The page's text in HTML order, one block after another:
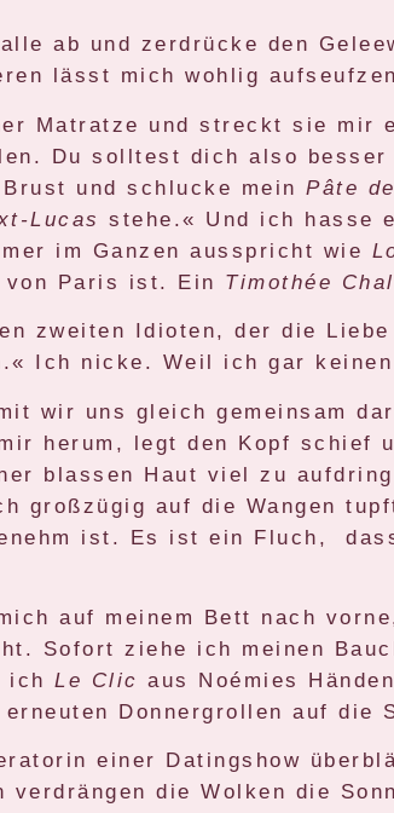
ab und zerdrücke den
lässt mich wohlig
Matratze und streckt sie mir
Du solltest dich also
und schlucke mein Pâte
Lucas stehe.« Und ich hasse
im Ganzen ausspricht wie
von Paris ist. Ein Timothée
zweiten Idioten, der die
Ich nicke. Weil ich gar keinen
wir uns gleich gemeinsam
herum, legt den Kopf schief
blassen Haut viel zu
großzügig auf die Wangen
ist. Es ist ein Fluch,
auf meinem Bett nach
Sofort ziehe ich meinen
ich Le Clic aus Noémies
Donnergrollen auf die
einer Datingshow
verdrängen die Wolken die